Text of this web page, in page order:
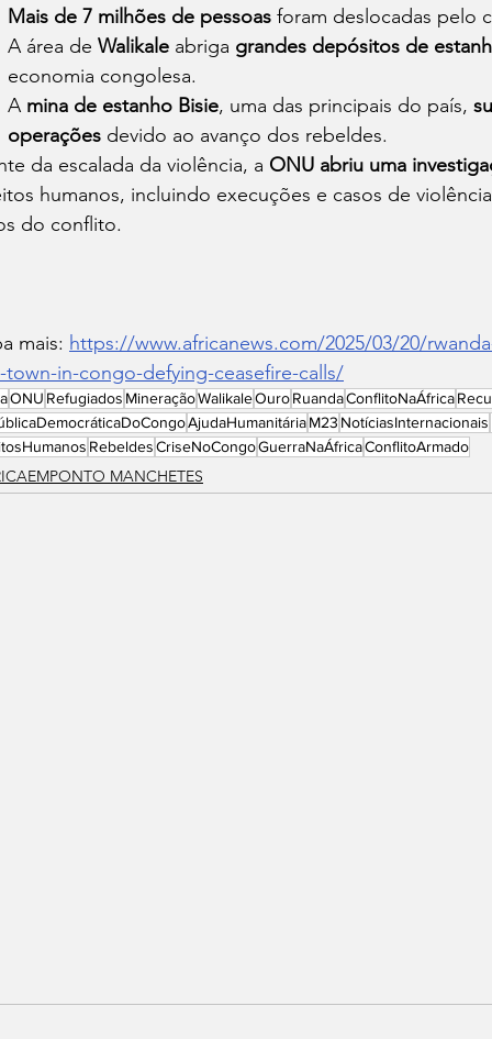
Mais de 7 milhões de pessoas foram deslocadas pelo
A área de Walikale abriga grandes depósitos de
economia congolesa.
A mina de estanho Bisie, uma das principais do país,
operações devido ao avanço dos rebeldes.
da escalada da violência, a ONU abriu uma
humanos, incluindo execuções e casos de
do conflito.
mais: https://www.africanews.com/2025/03/20/
town-in-congo-defying-ceasefire-calls/
ONU Refugiados MineraçãoWalikaleOuroRuandaConflitoNaÁfrica
AjudaHumanitáriaM23 NotíciasInternacionais
RebeldesCriseNoCongoGuerraNaÁfricaConflitoArmado
MANCHETES